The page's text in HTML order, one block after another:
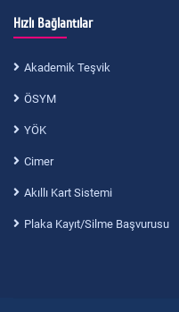
Hızlı Bağlantılar
Akademik Teşvik
ÖSYM
YÖK
Cimer
Akıllı Kart Sistemi
Plaka Kayıt/Silme Başvurusu